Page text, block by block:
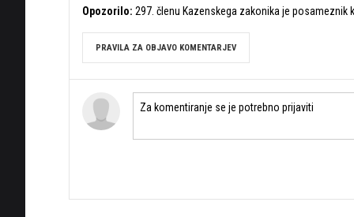
Opozorilo: 297. členu Kazenskega zakonika je
PRAVILA ZA OBJAVO KOMENTARJEV